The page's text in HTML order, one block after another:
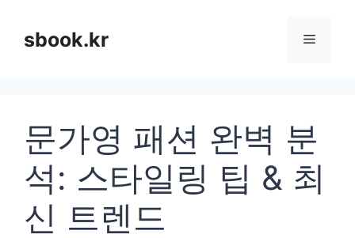
sbook.kr 메
문가영 패션 완벽 분
석: 스타일링 팁 & 최
신 트렌드